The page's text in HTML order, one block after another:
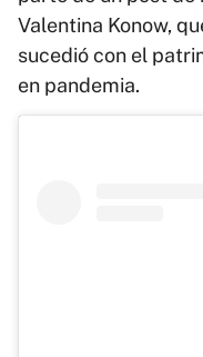
Valentina Konow,
sucedió con el
en pandemia.